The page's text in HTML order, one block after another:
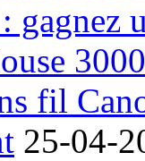
gagnez
3000
fil
25-04-